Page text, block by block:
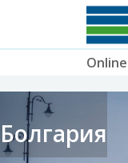
Болгария